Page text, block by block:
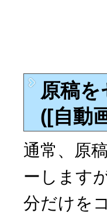
原稿
([自動
通常、原
ーします
分だけを